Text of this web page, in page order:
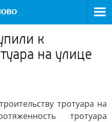
к
на улице
тротуара на
тротуара